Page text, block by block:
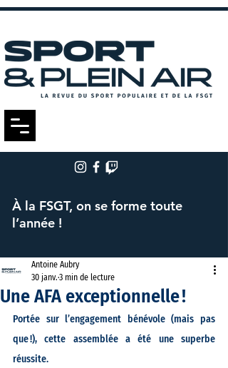
À la FSGT, on se forme toute
l’année !
Une AFA exceptionnelle !
Antoine Aubry
30 janv. 3 min de lecture
Portée sur l’engagement bénévole (mais pas
que !), cette assemblée a été une superbe
réussite.